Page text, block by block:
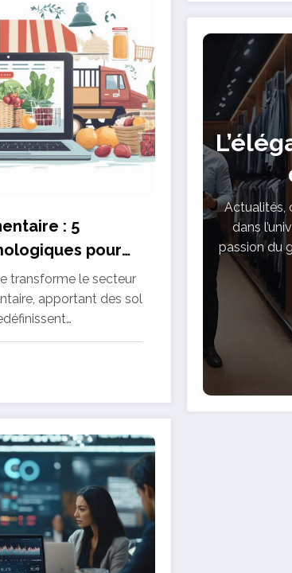
: 5
pour
transforme le secteur
apportant des sol
Actualités,
dans
passion du